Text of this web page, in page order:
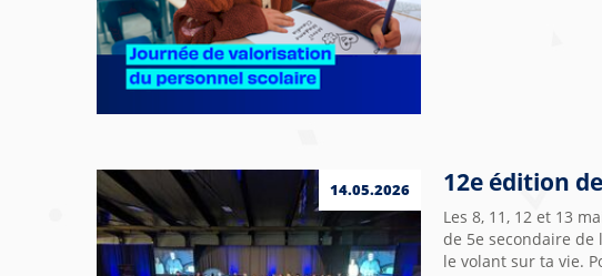
14.05.2026 12e édition
Les 8, 11, 12 et 13
de 5e secondaire
le volant sur ta vie.